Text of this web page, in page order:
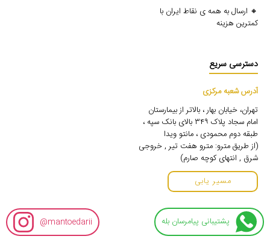
پشتیبانی پیامرسان بله mantoedarii@
🔸 ارسال به همه ی نقاط ایران با
کمترین هزینه
دسترسی سریع
آدرس شعبه مرکزی
تهران، خیابان بهار ، بالاتر از بیمارستان
امام سجاد پلاک ۳۴۹ بالای بانک سپه ،
طبقه دوم محمودی ، مانتو ویدا
(از طریق مترو: مترو هفت تیر , خروجی
شرق , انتهای کوچه صارم)
مسیر یابی